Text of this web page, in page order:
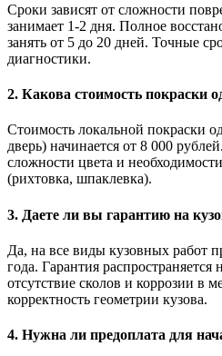
Сроки зависят от сложности
занимает 1-2 дня. Полное
занять от 5 до 20 дней. Точные
диагностики.
2. Какова стоимость покраски
Стоимость локальной покраски
дверь) начинается от 8 000
сложности цвета и
(рихтовка, шпаклевка).
3. Даете ли вы гарантию на
Да, на все виды кузовных работ
года. Гарантия распространяется
отсутствие сколов и коррозии в
корректность геометрии кузова.
4. Нужна ли предоплата для